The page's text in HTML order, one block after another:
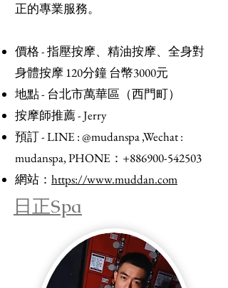
正的專業服務。
價格 - 指壓按摩、精油按摩、全身對
身體按摩 120分鐘 台幣3000元
地點 - 台北市萬華區（西門町）
按摩師推薦 - Jerry
預訂 - LINE : @mudanspa ,Wechat :
mudanspa, PHONE：+886900-542503
​網站： https://www.muddan.com
日正Spa